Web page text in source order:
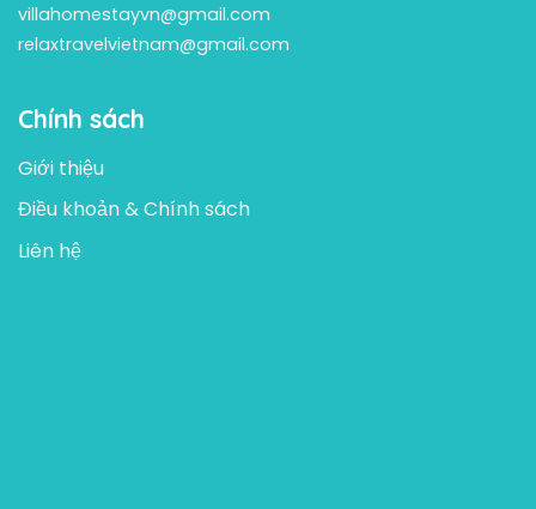
villahomestayvn@gmail.com
relaxtravelvietnam@gmail.com
Chính sách
Giới thiệu
Điều khoản & Chính sách
Liên hệ